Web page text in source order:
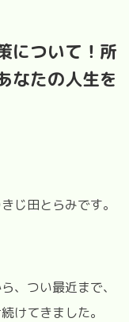
について！所
なたの人生を
じ田とらみです。
、つい最近まで、
けてきました。